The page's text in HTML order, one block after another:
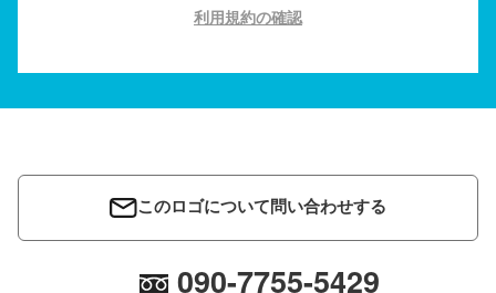
利用規約の確認
このロゴについて問い合わせする
090-7755-5429